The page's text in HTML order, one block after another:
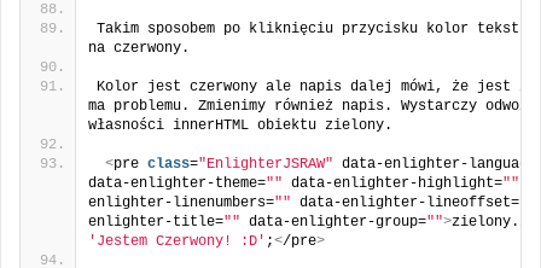
Takim sposobem po kliknięciu przycisku kolor tekstu
na czerwony.
Kolor jest czerwony ale napis dalej mówi, że jest
ma problemu. Zmienimy również napis. Wystarczy
własności innerHTML obiektu zielony.
<pre class="EnlighterJSRAW" data-enlighter-
data-enlighter-theme="" data-enlighter-highlight=""
enlighter-linenumbers="" data-enlighter-lineoffset=
enlighter-title="" data-enlighter-group="">zielony.
'Jestem Czerwony! :D' ;</pre>